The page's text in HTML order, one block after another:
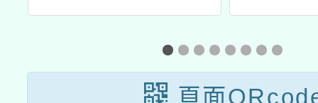
發明展」
大)辦
多元
究的
頁面